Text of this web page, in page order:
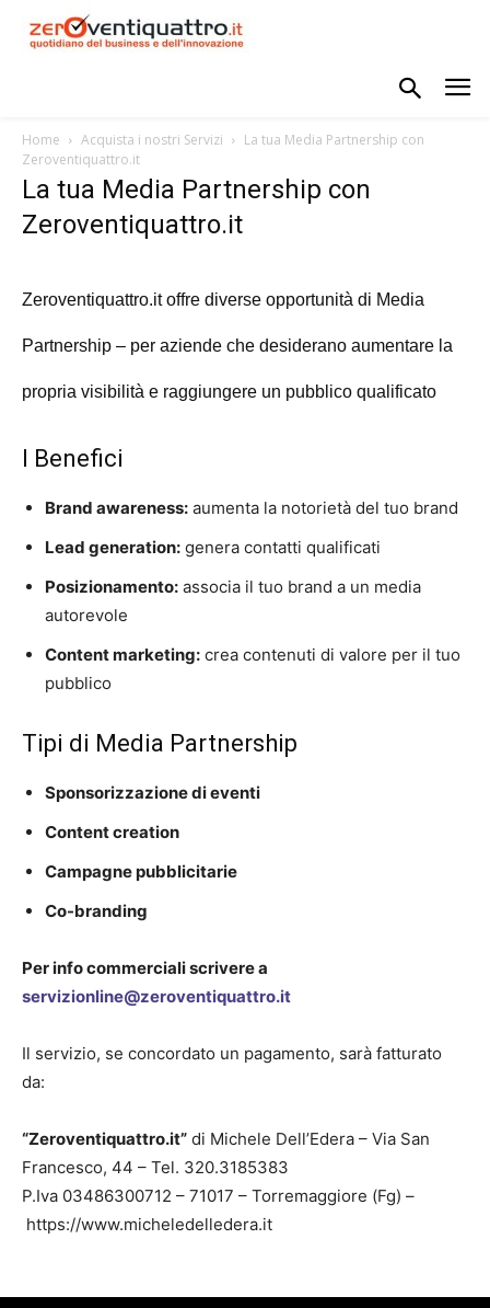
Home Acquista i nostri Servizi
La tua Media Partnership con
Zeroventiquattro.it
La tua Media Partnership con
Zeroventiquattro.it
Zeroventiquattro.it offre diverse opportunità di Media
Partnership – per aziende che desiderano aumentare la
propria visibilità e raggiungere un pubblico qualificato
I Benefici
Brand awareness: aumenta la notorietà del tuo brand
Lead generation: genera contatti qualificati
Posizionamento: associa il tuo brand a un media
autorevole
Content marketing: crea contenuti di valore per il tuo
pubblico
Tipi di Media Partnership
Sponsorizzazione di eventi
Content creation
Campagne pubblicitarie
Co-branding
Per info commerciali scrivere a
servizionline@zeroventiquattro.it
Il servizio, se concordato un pagamento, sarà fatturato
da:
“Zeroventiquattro.it” di Michele Dell’Edera – Via San
Francesco, 44 – Tel. 320.3185383
P.Iva 03486300712 – 71017 – Torremaggiore (Fg) –
https://www.micheledelledera.it